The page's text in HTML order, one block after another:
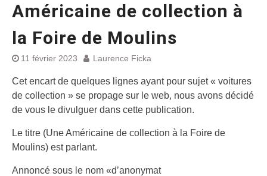
Américaine de collection à
la Foire de Moulins
11 février 2023 Laurence Ficka
Cet encart de quelques lignes ayant pour sujet « voitures
de collection » se propage sur le web, nous avons décidé
de vous le divulguer dans cette publication.
Le titre (Une Américaine de collection à la Foire de
Moulins) est parlant.
Annoncé sous le nom «d’anonymat